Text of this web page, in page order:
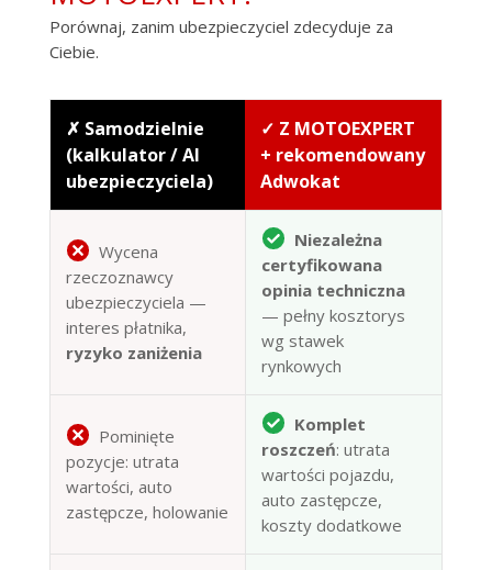
Porównaj, zanim ubezpieczyciel zdecyduje za
Ciebie.
✗ Samodzielnie
(kalkulator / AI
ubezpieczyciela)
✓ Z MOTOEXPERT
+ rekomendowany
Adwokat
Wycena
rzeczoznawcy
ubezpieczyciela —
interes płatnika,
ryzyko zaniżenia
Niezależna
certyfikowana
opinia techniczna
— pełny kosztorys
wg stawek
rynkowych
Pominięte
pozycje: utrata
wartości, auto
zastępcze, holowanie
Komplet
roszczeń: utrata
wartości pojazdu,
auto zastępcze,
koszty dodatkowe